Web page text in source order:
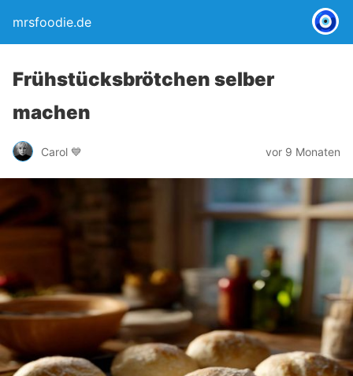
mrsfoodie.de
Frühstücksbrötchen selber
machen
Carol 💙 vor 9 Monaten